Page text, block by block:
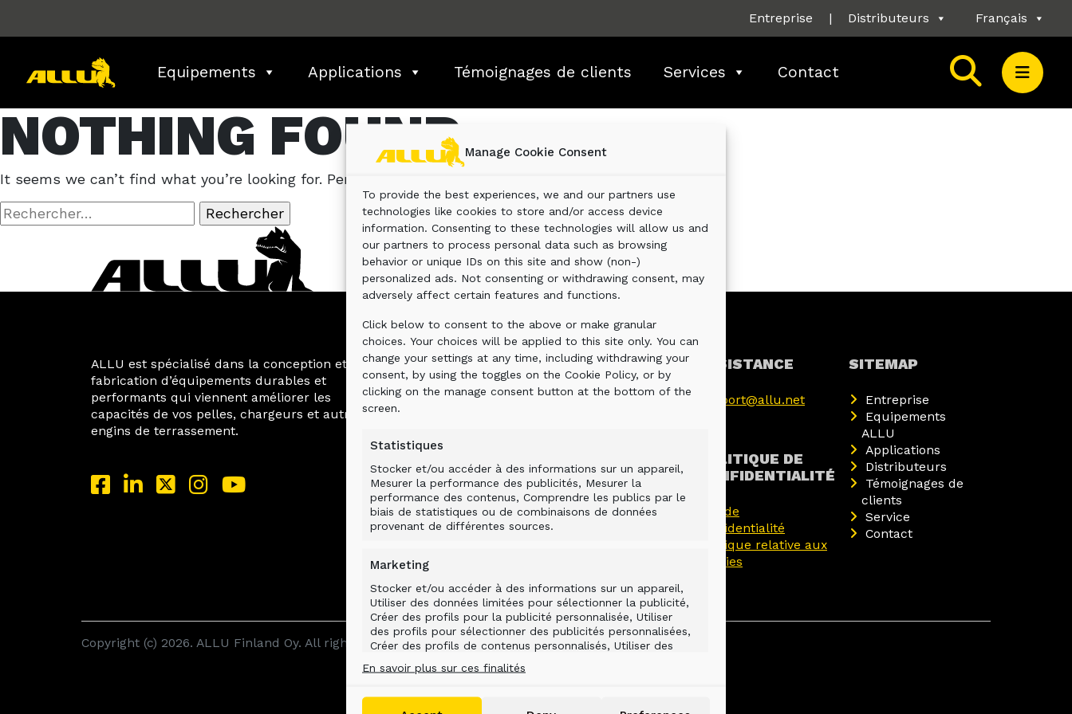
Manage Cookie Consent
To provide the best experiences, we and our partners use
technologies like cookies to store and/or access device
information. Consenting to these technologies will allow us and
our partners to process personal data such as browsing
behavior or unique IDs on this site and show (non-)
personalized ads. Not consenting or withdrawing consent, may
adversely affect certain features and functions.
Click below to consent to the above or make granular
choices. Your choices will be applied to this site only. You can
change your settings at any time, including withdrawing your
consent, by using the toggles on the Cookie Policy, or by
clicking on the manage consent button at the bottom of the
screen.
Statistiques
Stocker et/ou accéder à des informations sur un appareil,
Mesurer la performance des publicités, Mesurer la
performance des contenus, Comprendre les publics par le
biais de statistiques ou de combinaisons de données
provenant de différentes sources.
Marketing
Stocker et/ou accéder à des informations sur un appareil,
Utiliser des données limitées pour sélectionner la publicité,
Créer des profils pour la publicité personnalisée, Utiliser
des profils pour sélectionner des publicités personnalisées,
Créer des profils de contenus personnalisés, Utiliser des
Développer et améliorer les services, Utiliser des données
En savoir plus sur ces finalités
Entreprise | Distributeurs Français
Equipements Applications Témoignages de clients Services Contact
NOTHING FOUND
It seems we can’t find what you’re looking for. Perhaps searching can help.
Rechercher :
ALLU est spécialisé dans la conception et la
fabrication d’équipements durables et
performants qui viennent améliorer les
capacités de vos pelles, chargeurs et autres
engins de terrassement.
GROUPE ALLU
Jokimäentie 1
info@allu.net
ASSISTANCE
support@allu.net
POLITIQUE DE
CONFIDENTIALITÉ
Avis de
confidentialité
Politique relative aux
cookies
SITEMAP
Entreprise
Equipements
ALLU
Applications
Distributeurs
Témoignages de
clients
Service
Contact
Copyright (c) 2026. ALLU Finland Oy. All rights reserved.